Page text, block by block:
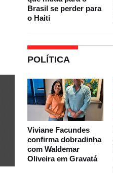
Brasil se perder para
o Haiti
POLÍTICA
Viviane Facundes
confirma dobradinha
com Waldemar
Oliveira em Gravatá